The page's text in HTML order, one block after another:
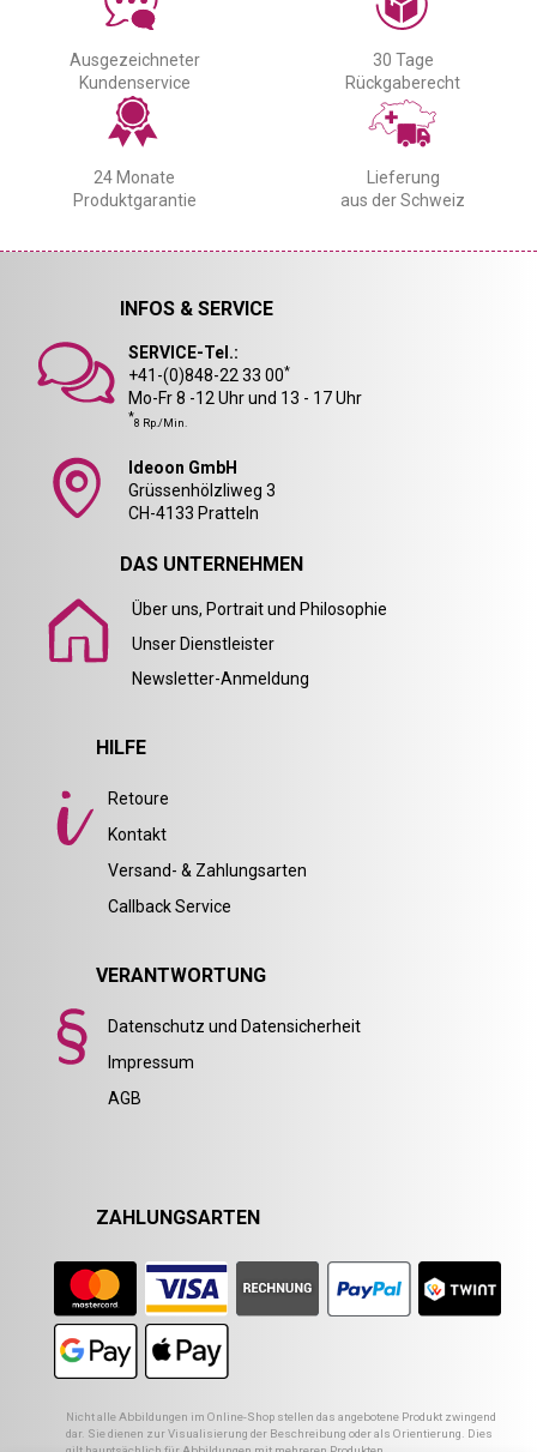
Ausgezeichneter
Kundenservice
30 Tage
Rückgaberecht
24 Monate
Produktgarantie
Lieferung
aus der Schweiz
INFOS & SERVICE
SERVICE-Tel.:
+41-(0)848-22 33 00*
Mo-Fr 8 -12 Uhr und 13 - 17 Uhr
*8 Rp./Min.
Ideoon GmbH
Grüssenhölzliweg 3
CH-4133 Pratteln
DAS UNTERNEHMEN
Über uns, Portrait und Philosophie
Unser Dienstleister
Newsletter-Anmeldung
HILFE
Retoure
Kontakt
Versand- & Zahlungsarten
Callback Service
VERANTWORTUNG
Datenschutz und Datensicherheit
Impressum
AGB
ZAHLUNGSARTEN
Nicht alle Abbildungen im Online-Shop stellen das angebotene Produkt zwingend
dar. Sie dienen zur Visualisierung der Beschreibung oder als Orientierung. Dies